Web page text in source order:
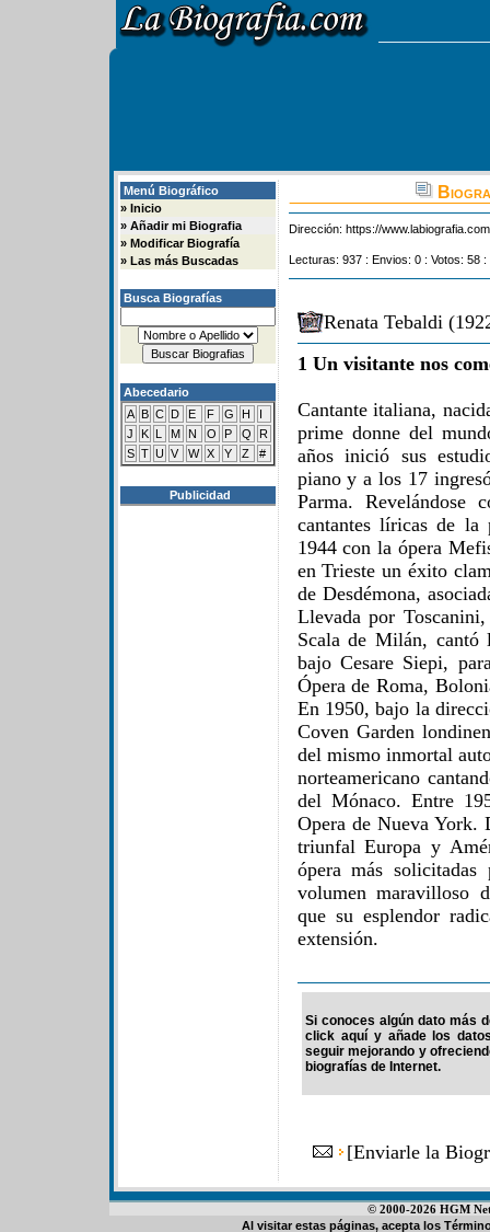
Menú Biográfico
» Inicio
» Añadir mi Biografia
» Modificar Biografía
» Las más Buscadas
Busca Biografías
Abecedario
A B C D E F G H
I
J
K L M N O P Q
R
S T U V W X Y Z #
Publicidad
Dirección: https://
Lecturas: 937 : Envios: 0 : Votos: 58
Renata Tebaldi
1 Un visitante nos
Cantante italiana,
prime donne del
años inició sus
piano y a los 17
Parma. Revelándose
cantantes líricas de la
1944 con la ópera
en Trieste un éxito
de Desdémona,
Llevada por
Scala de Milán, cantó
bajo Cesare Siepi,
Ópera de Roma,
En 1950, bajo la
Coven Garden
del mismo inmortal
norteamericano
del Mónaco. Entre
Opera de Nueva York.
triunfal Europa y
ópera más solicitadas
volumen maravilloso
que su esplendor
extensión.
Si conoces algún dato más
click aquí y añade los
seguir mejorando y
biografías de Internet.
[Enviarle la
© 2000-2026 HGM
Al visitar estas páginas, acepta los